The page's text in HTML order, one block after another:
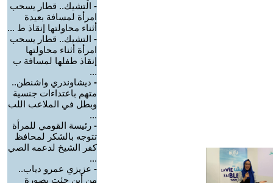
- التشيك.. قطار يسحب
امرأة لمسافة بعيدة
أثناء محاولتها إنقاذ ط ...
- التشيك.. قطار يسحب
امرأة أثناء محاولتها
إنقاذ طفلها لمسافة ب
...
- ديشاوندري واشنطن..
متهم باعتداءات جنسية
وبطل في الملاعب اللب
...
- رئيسة القومي للمرأة
تتوجه بالشكر لمحافظ
كفر الشيخ لدعمه الصي
...
- عزيزي عمرو دياب..
من أين جئت بصورة